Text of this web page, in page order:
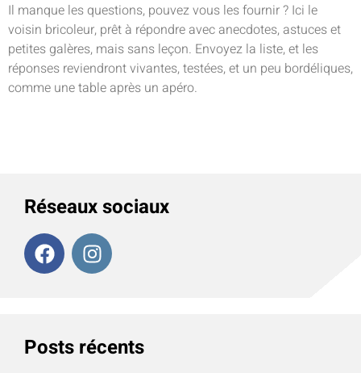
Il manque les questions, pouvez vous les fournir ? Ici le
voisin bricoleur, prêt à répondre avec anecdotes, astuces et
petites galères, mais sans leçon. Envoyez la liste, et les
réponses reviendront vivantes, testées, et un peu bordéliques,
comme une table après un apéro.
Réseaux sociaux
Posts récents